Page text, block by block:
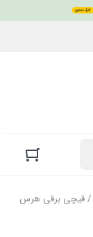
/ قیچی برقی هرس